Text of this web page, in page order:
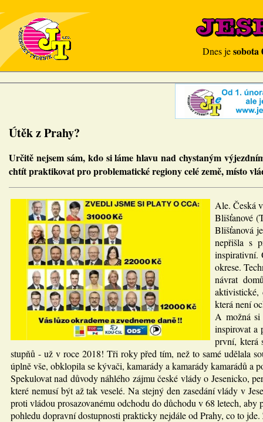
Dnes jesobota
Útěk z Prahy?
Určitě nejsem sám, kdo si láme hlavu nad chystaným
chtít praktikovat pro problematické regiony celé země, místo
Ale. Česká
Blišťanové
Blišťanová
nepřišla s
inspirativní.
okrese.
návrat
aktivistické,
která není
A možná si
inspirovat a
první, která
stupňů - už v roce 2018! Tři roky před tím, než to samé udělala
úplně vše, obklopila se kývači, kamarády a kamarády kamarádů a
Spekulovat nad důvody náhlého zájmu české vlády o Jesenicko,
které nemusí být až tak veselé. Na stejný den zasedání vlády v
proti vládou prosazovanému odchodu do důchodu v 68 letech,
pohledu dopravní dostupnosti prakticky nejdále od Prahy, co to